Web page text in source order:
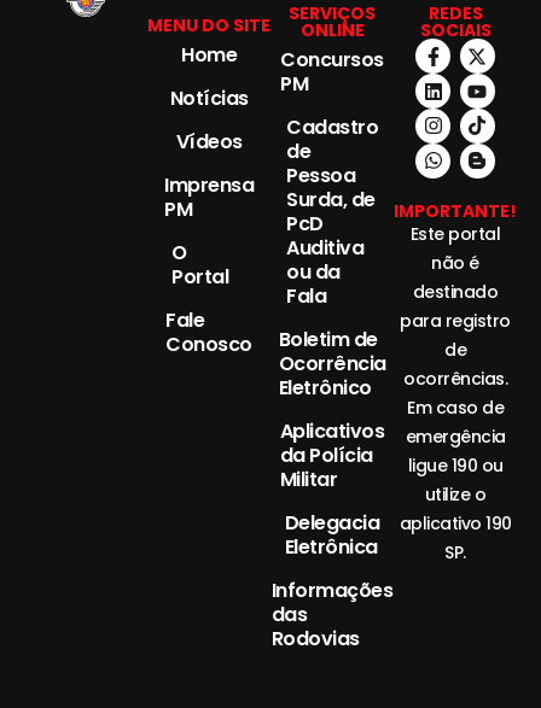
MENU DO SITE
Home
Notícias
Vídeos
Imprensa
PM
O
Portal
Fale
Conosco
SERVIÇOS
ONLINE
Concursos
PM
Cadastro
de
Pessoa
Surda, de
PcD
Auditiva
ou da
Fala
Boletim de
Ocorrência
Eletrônico
Aplicativos
da Polícia
Militar
Delegacia
Eletrônica
Informações
das
Rodovias
REDES
SOCIAIS
IMPORTANTE!
Este portal
não é
destinado
para registro
de
ocorrências.
Em caso de
emergência
ligue 190 ou
utilize o
aplicativo 190
SP.